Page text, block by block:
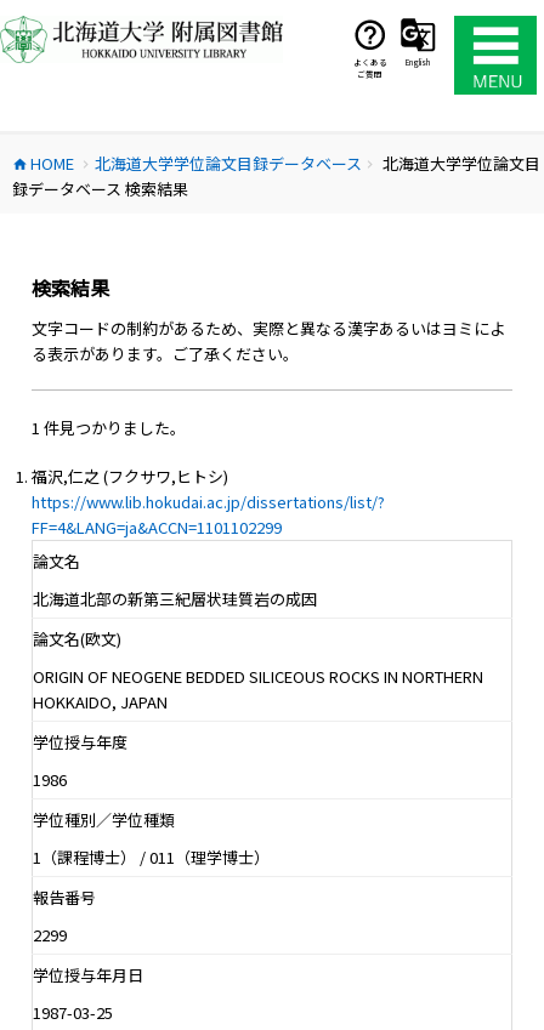
ン
テ
ス
キ
よくある
ご質問
English
home HOME chevron_right 北海道大学学位論文目録データベース chevron_right
北海道大学学位論文目
録データベース 検索結果
検索結果
文字コードの制約があるため、実際と異なる漢字あるいはヨミによ
る表示があります。ご了承ください。
1 件見つかりました。
福沢,仁之 (フクサワ,ヒトシ)
https://www.lib.hokudai.ac.jp/dissertations/list/?
FF=4&LANG=ja&ACCN=1101102299
論文名
北海道北部の新第三紀層状珪質岩の成因
論文名(欧文)
ORIGIN OF NEOGENE BEDDED SILICEOUS ROCKS IN NORTHERN
HOKKAIDO, JAPAN
学位授与年度
1986
学位種別／学位種類
1（課程博士） / 011（理学博士）
報告番号
2299
学位授与年月日
1987-03-25